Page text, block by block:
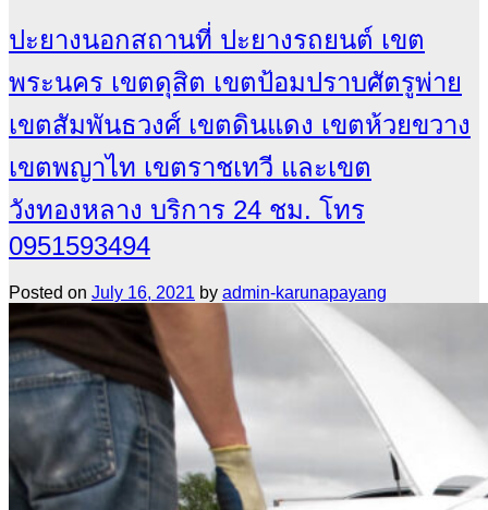
ปะยางนอกสถานที่ ปะยางรถยนต์ เขต
พระนคร เขตดุสิต เขตป้อมปราบศัตรูพ่าย
เขตสัมพันธวงศ์ เขตดินแดง เขตห้วยขวาง
เขตพญาไท เขตราชเทวี และเขต
วังทองหลาง บริการ 24 ชม. โทร
0951593494
Posted on July 16, 2021 by admin-karunapayang